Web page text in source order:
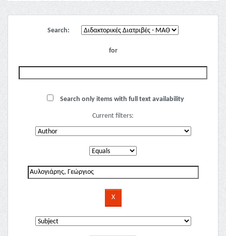
Search:
for
Search only items with full text availability
Current filters: